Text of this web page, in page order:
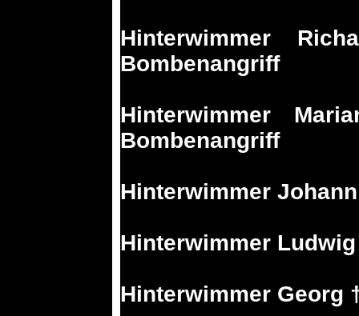
Hinterwimmer
Bombenangriff
Hinterwimmer
Bombenangriff
Hinterwimmer
Hinterwimmer
Hinterwimmer Georg